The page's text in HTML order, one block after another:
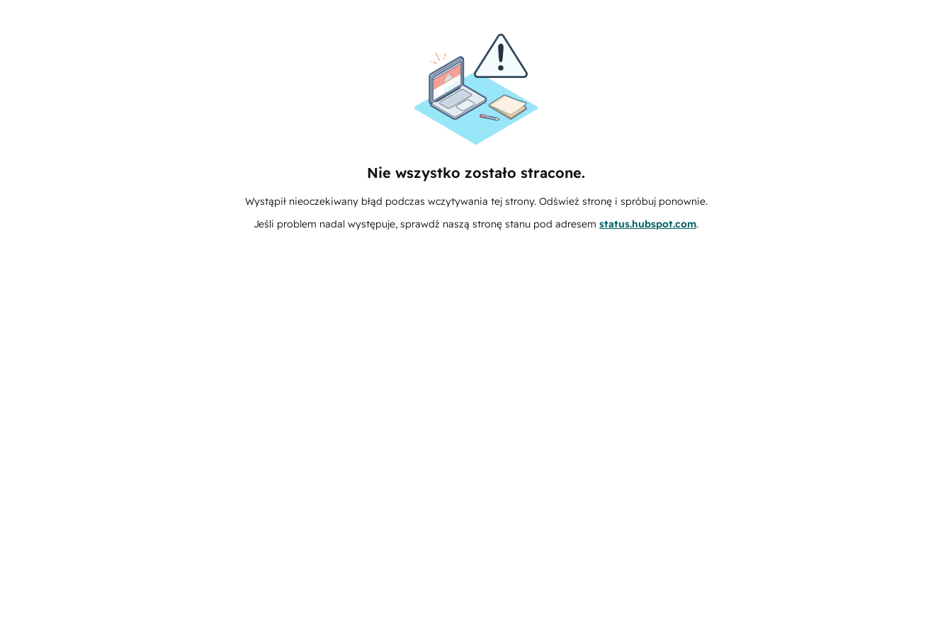
Nie wszystko zostało stracone.
Wystąpił nieoczekiwany błąd podczas wczytywania tej strony. Odśwież stronę i spróbuj ponownie.
Jeśli problem nadal występuje, sprawdź naszą stronę stanu pod adresem status.hubspot.com.